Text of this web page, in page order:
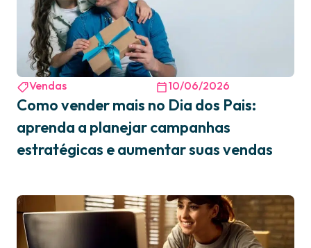
Vendas 10/06/2026
Como vender mais no Dia dos Pais:
aprenda a planejar campanhas
estratégicas e aumentar suas vendas